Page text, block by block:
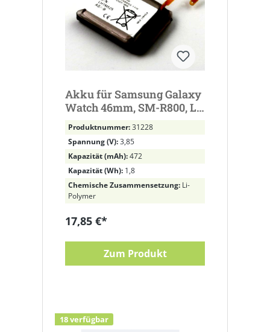
Akku für Samsung Galaxy
Watch 46mm, SM-R800, Li-
Polymer, 3,85V, 472mAh
ersetzt EB-BR800ABU,
GH43-04855A
Produktnummer:31228
Spannung (V):3,85
Kapazität (mAh):472
Kapazität (Wh): 1,8
Chemische Zusammensetzung: Li-
Polymer
17,85 €*
Zum Produkt
18 verfügbar